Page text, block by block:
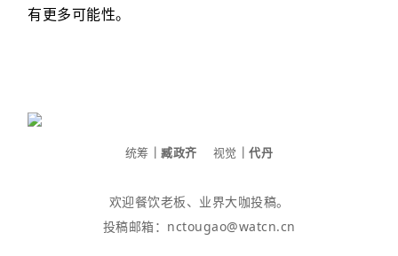
有更多可能性。
统筹 ｜臧政齐 视觉 ｜代丹
欢迎餐饮老板、业界大咖投稿。
投稿邮箱：nctougao@watcn.cn